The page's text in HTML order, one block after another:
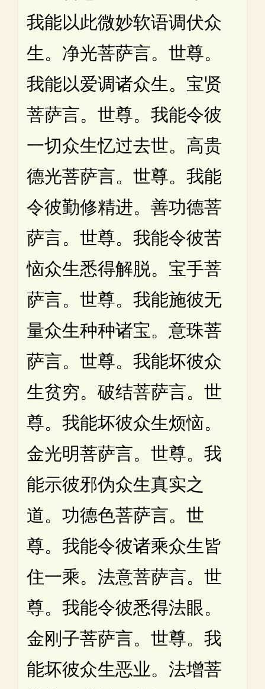
我能以此微妙软语调伏众
生。净光菩萨言。世尊。
我能以爱调诸众生。宝贤
菩萨言。世尊。我能令彼
一切众生忆过去世。高贵
德光菩萨言。世尊。我能
令彼勤修精进。善功德菩
萨言。世尊。我能令彼苦
恼众生悉得解脱。宝手菩
萨言。世尊。我能施彼无
量众生种种诸宝。意珠菩
萨言。世尊。我能坏彼众
生贫穷。破结菩萨言。世
尊。我能坏彼众生烦恼。
金光明菩萨言。世尊。我
能示彼邪伪众生真实之
道。功德色菩萨言。世
尊。我能令彼诸乘众生皆
住一乘。法意菩萨言。世
尊。我能令彼悉得法眼。
金刚子菩萨言。世尊。我
能坏彼众生恶业。法增菩